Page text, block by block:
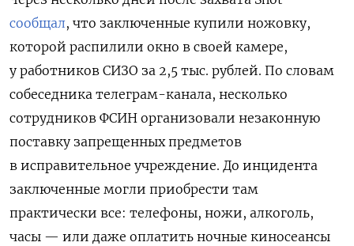
сообщал, что заключенные купили ножовку,
которой распилили окно в своей камере,
у работников СИЗО за 2,5 тыс. рублей. По словам
собеседника телеграм-канала, несколько
сотрудников ФСИН организовали незаконную
поставку запрещенных предметов
в исправительное учреждение. До инцидента
заключенные могли приобрести там
практически все: телефоны, ножи, алкоголь,
часы — или даже оплатить ночные киносеансы